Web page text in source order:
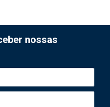
nossas